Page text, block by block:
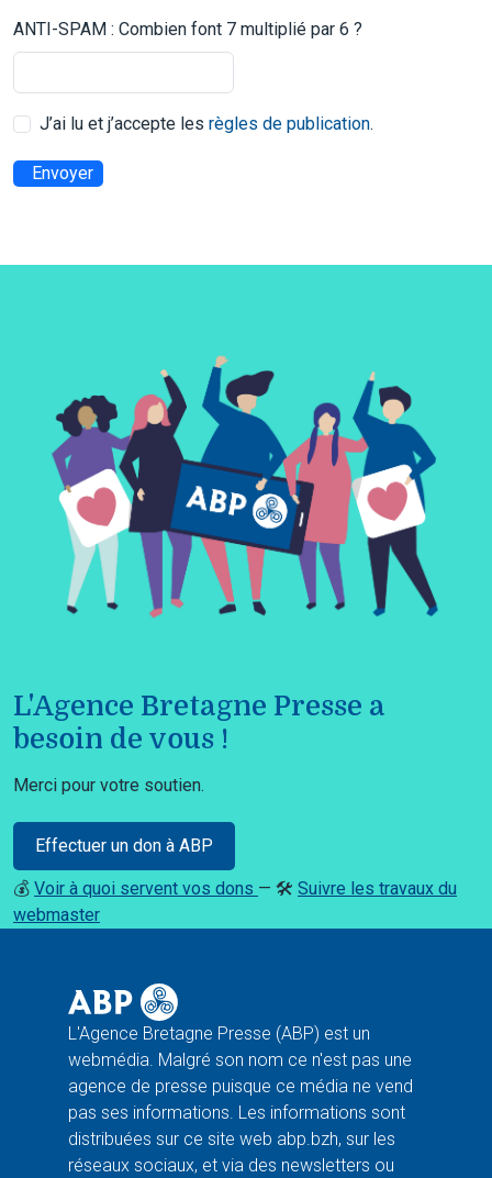
ANTI-SPAM : Combien font 7 multiplié par 6 ?
J’ai lu et j’accepte les règles de publication.
Envoyer
L'Agence Bretagne Presse a
besoin de vous !
Merci pour votre soutien.
Effectuer un don à ABP
💰 Voir à quoi servent vos dons — 🛠️ Suivre les travaux du
webmaster
L'Agence Bretagne Presse (ABP) est un
webmédia. Malgré son nom ce n'est pas une
agence de presse puisque ce média ne vend
pas ses informations. Les informations sont
distribuées sur ce site web abp.bzh, sur les
réseaux sociaux, et via des newsletters ou